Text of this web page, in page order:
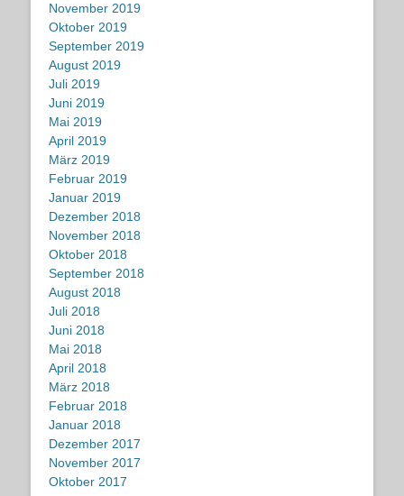
November 2019
Oktober 2019
September 2019
August 2019
Juli 2019
Juni 2019
Mai 2019
April 2019
März 2019
Februar 2019
Januar 2019
Dezember 2018
November 2018
Oktober 2018
September 2018
August 2018
Juli 2018
Juni 2018
Mai 2018
April 2018
März 2018
Februar 2018
Januar 2018
Dezember 2017
November 2017
Oktober 2017